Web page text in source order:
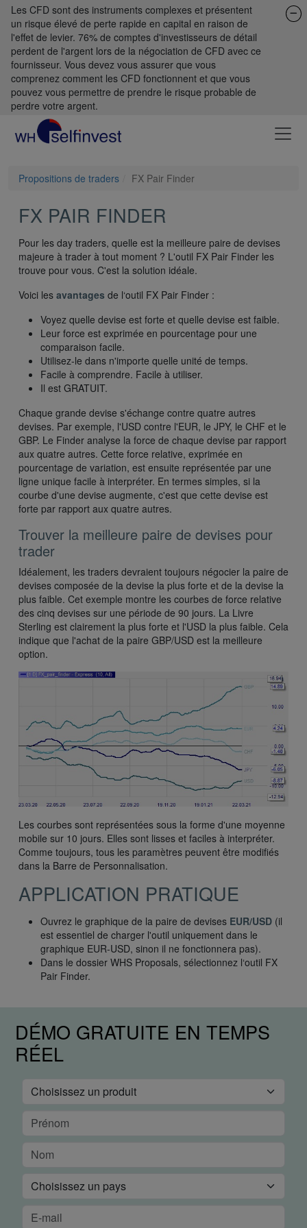
Les CFD sont des instruments complexes et présentent
un risque élevé de perte rapide en capital en raison de
l'effet de levier. 76% de comptes d'investisseurs de détail
perdent de l'argent lors de la négociation de CFD avec ce
fournisseur. Vous devez vous assurer que vous
comprenez comment les CFD fonctionnent et que vous
pouvez vous permettre de prendre le risque probable de
perdre votre argent.
Propositions de traders FX Pair Finder
FX PAIR FINDER
Pour les day traders, quelle est la meilleure paire de devises
majeure à trader à tout moment ? L'outil FX Pair Finder les
trouve pour vous. C'est la solution idéale.
Voici les avantages de l‘outil FX Pair Finder :
Voyez quelle devise est forte et quelle devise est faible.
Leur force est exprimée en pourcentage pour une
comparaison facile.
Utilisez-le dans n'importe quelle unité de temps.
Facile à comprendre. Facile à utiliser.
Il est GRATUIT.
Chaque grande devise s'échange contre quatre autres
devises. Par exemple, l'USD contre l'EUR, le JPY, le CHF et le
GBP. Le Finder analyse la force de chaque devise par rapport
aux quatre autres. Cette force relative, exprimée en
pourcentage de variation, est ensuite représentée par une
ligne unique facile à interpréter. En termes simples, si la
courbe d'une devise augmente, c'est que cette devise est
forte par rapport aux quatre autres.
Trouver la meilleure paire de devises pour
trader
Idéalement, les traders devraient toujours négocier la paire de
devises composée de la devise la plus forte et de la devise la
plus faible. Cet exemple montre les courbes de force relative
des cinq devises sur une période de 90 jours. La Livre
Sterling est clairement la plus forte et l'USD la plus faible. Cela
indique que l'achat de la paire GBP/USD est la meilleure
option.
Les courbes sont représentées sous la forme d'une moyenne
mobile sur 10 jours. Elles sont lisses et faciles à interpréter.
Comme toujours, tous les paramètres peuvent être modifiés
dans la Barre de Personnalisation.
APPLICATION PRATIQUE
Ouvrez le graphique de la paire de devises EUR/USD (il
est essentiel de charger l'outil uniquement dans le
graphique EUR-USD, sinon il ne fonctionnera pas).
Dans le dossier WHS Proposals, sélectionnez l‘outil FX
Pair Finder.
DÉMO GRATUITE EN TEMPS
RÉEL